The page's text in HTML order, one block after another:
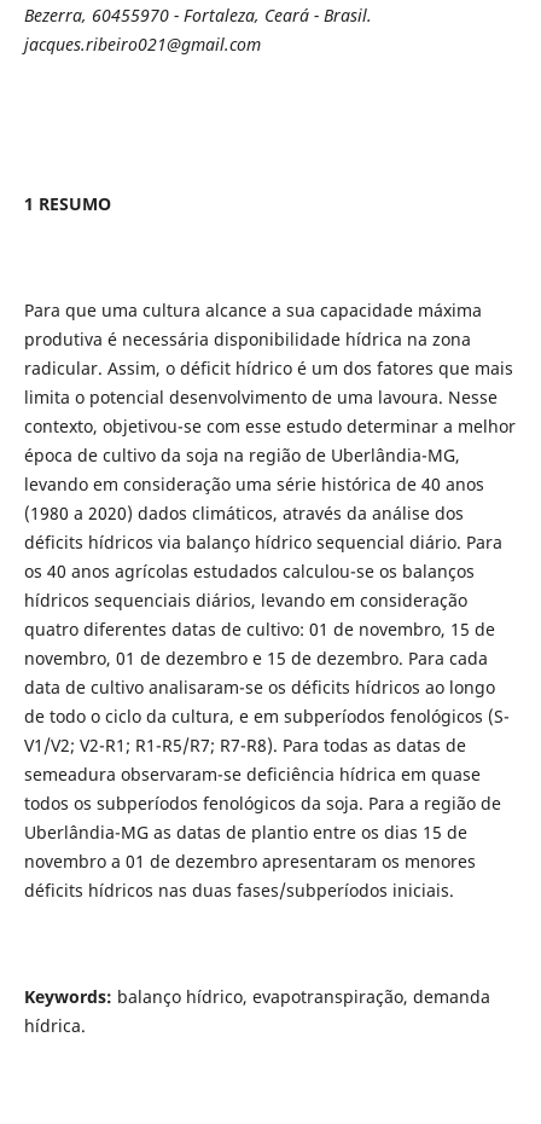
Bezerra, 60455970 - Fortaleza, Ceará - Brasil.
jacques.ribeiro021@gmail.com
1 RESUMO
Para que uma cultura alcance a sua capacidade máxima
produtiva é necessária disponibilidade hídrica na zona
radicular. Assim, o déficit hídrico é um dos fatores que mais
limita o potencial desenvolvimento de uma lavoura. Nesse
contexto, objetivou-se com esse estudo determinar a melhor
época de cultivo da soja na região de Uberlândia-MG,
levando em consideração uma série histórica de 40 anos
(1980 a 2020) dados climáticos, através da análise dos
déficits hídricos via balanço hídrico sequencial diário. Para
os 40 anos agrícolas estudados calculou-se os balanços
hídricos sequenciais diários, levando em consideração
quatro diferentes datas de cultivo: 01 de novembro, 15 de
novembro, 01 de dezembro e 15 de dezembro. Para cada
data de cultivo analisaram-se os déficits hídricos ao longo
de todo o ciclo da cultura, e em subperíodos fenológicos (S-
V1/V2; V2-R1; R1-R5/R7; R7-R8). Para todas as datas de
semeadura observaram-se deficiência hídrica em quase
todos os subperíodos fenológicos da soja. Para a região de
Uberlândia-MG as datas de plantio entre os dias 15 de
novembro a 01 de dezembro apresentaram os menores
déficits hídricos nas duas fases/subperíodos iniciais.
Keywords: balanço hídrico, evapotranspiração, demanda
hídrica.